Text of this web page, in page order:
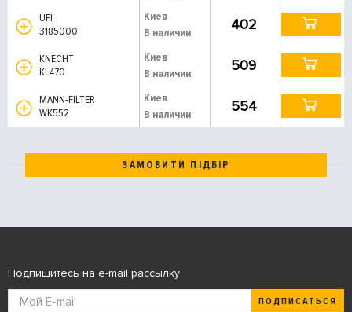
UFI
3185000
Киев
В наличии
402
KNECHT
KL470
Киев
В наличии
509
MANN-FILTER
WK552
Киев
В наличии
554
ЗАМОВИТИ ПІДБІР
Подпишитесь на e-mail рассылку
ПОДПИСАТЬСЯ